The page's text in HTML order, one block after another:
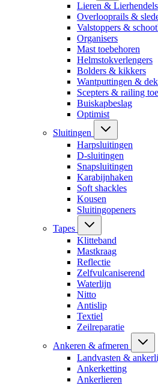
Lieren & Lierhendels
Overlooprails &
Valstoppers &
Organisers
Mast toebehoren
Helmstokverlengers
Bolders & kikkers
Wantputtingen &
Scepters & railing
Buiskapbeslag
Optimist
Sluitingen
Harpsluitingen
D-sluitingen
Snapsluitingen
Karabijnhaken
Soft shackles
Kousen
Sluitingopeners
Tapes
Klitteband
Mastkraag
Reflectie
Zelfvulcaniserend
Waterlijn
Nitto
Antislip
Textiel
Zeilreparatie
Ankeren & afmeren
Landvasten &
Ankerketting
Ankerlieren